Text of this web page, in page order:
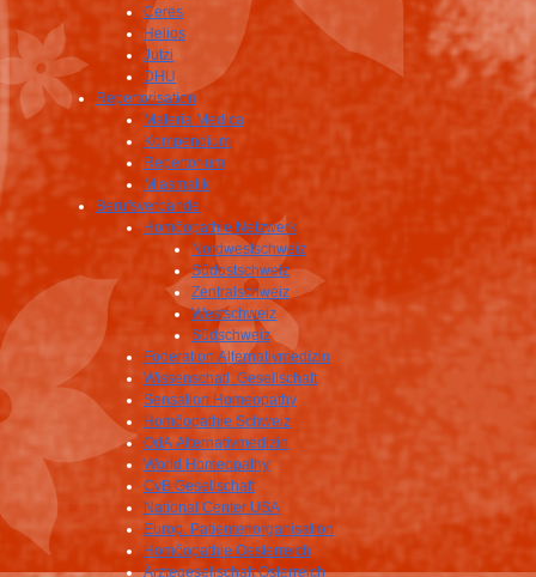
Ceres
Helios
Jutzi
DHU
Repertorisation
Materia Medica
Kompendium
Repertorium
Miasmatik
Berufsverbände
Homöopathie Netzwerk
Nordwestschweiz
Südostschweiz
Zentralschweiz
Westschweiz
Südschweiz
Föderation Alternativmedizin
Wissenschatl. Gesellschaft
Sensation Homeopathy
Homöopathie Schweiz
OdA Alternativmedizin
World Homeopathy
CvB Gesellschaft
National Center USA
Europ. Patientenorganisation
Homöopathie Oesterreich
Ärztegesellschaft Österreich